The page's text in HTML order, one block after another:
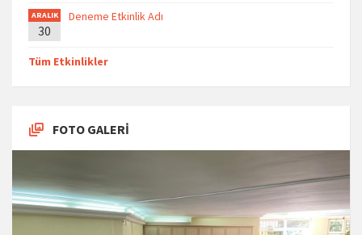
ARALIK
30
Deneme Etkinlik Adı
Tüm Etkinlikler
FOTO GALERİ